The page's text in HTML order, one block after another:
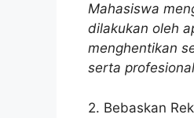
Mahasiswa
dilakukan oleh
menghentikan
serta
2. Bebaskan